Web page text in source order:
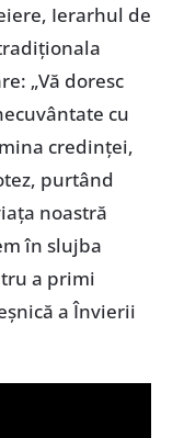
Ierarhul de
„Vă doresc
cu
credinţei,
purtând
noastră
în slujba
a primi
a Învierii